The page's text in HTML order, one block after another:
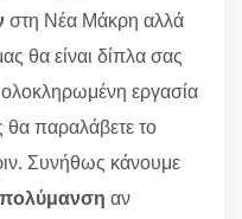
στη Νέα Μάκρη αλλά
θα είναι δίπλα σας
εργασία
θα παραλάβετε το
Συνήθως κάνουμε
αν